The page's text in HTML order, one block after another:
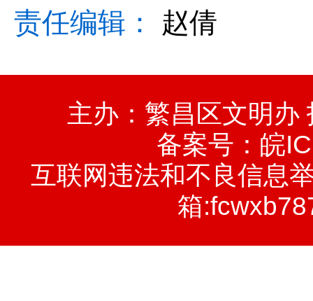
责任编辑： 赵倩
主办：繁昌区文明办
备案号： 皖
互联网违法和不良信息
箱